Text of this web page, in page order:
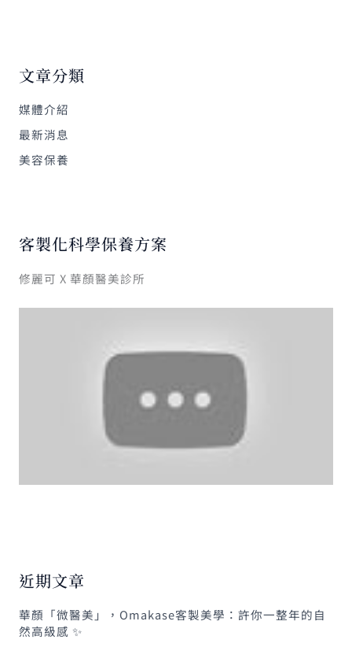
文章分類
媒體介紹
最新消息
美容保養
客製化科學保養方案
修麗可 X 華顏醫美診所
近期文章
華顏「微醫美」，Omakase客製美學：許你一整年的自
然高級感 ✨